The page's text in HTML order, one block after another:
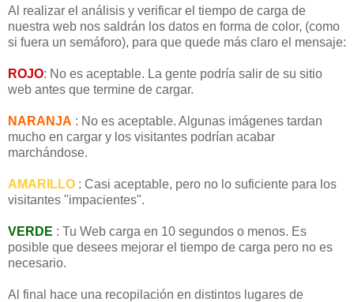
Al realizar el análisis y verificar el tiempo de carga de
nuestra web nos saldrán los datos en forma de color, (como
si fuera un semáforo), para que quede más claro el mensaje:
ROJO: No es aceptable. La gente podría salir de su sitio
web antes que termine de cargar.
NARANJA : No es aceptable. Algunas imágenes tardan
mucho en cargar y los visitantes podrían acabar
marchándose.
AMARILLO : Casi aceptable, pero no lo suficiente para los
visitantes "impacientes".
VERDE : Tu Web carga en 10 segundos o menos. Es
posible que desees mejorar el tiempo de carga pero no es
necesario.
Al final hace una recopilación en distintos lugares de